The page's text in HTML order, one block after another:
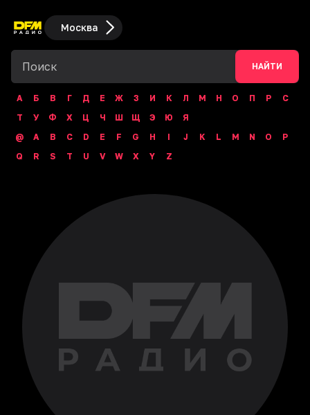
Москва
НАЙТИ
А Б В Г Д Е Ж З И К Л М Н О П Р
С
Т
У Ф Х Ц Ч Ш Щ Э Ю
Я
@
A B C D E F G H I J K L M N O
P
Q
R S T U V W X Y Z